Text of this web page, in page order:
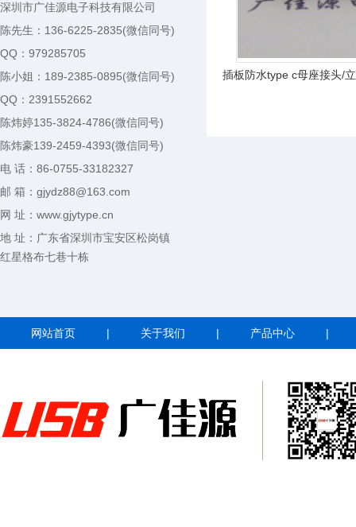
深圳市广佳源电子科技有限公司
陈先生：136-6225-2835(微信同号)
QQ：979285705
陈小姐：189-2385-0895(微信同号)
QQ：2391552662
陈炜婷135-3824-4786(微信同号)
陈炜豪139-2459-4393(微信同号)
电 话：86-0755-33182327
邮 箱：gjydz88@163.com
网 址：www.gjytype.cn
地 址：广东省深圳市宝安区松岗镇
红星格布七巷十栋
插板防水type c母座接头/
网站首页 | 关于我们 | 产品中心 |